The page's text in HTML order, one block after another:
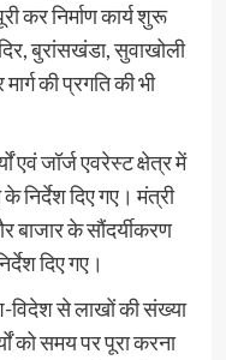
कर निर्माण कार्य शुरू
बुरांसखंडा, सुवाखोली
की प्रगति की भी
एवं जॉर्ज एवरेस्ट क्षेत्र में
दिए गए। मंत्री
बाजार के सौंदर्यीकरण
दिए गए।
विदेश से लाखों की संख्या
को समय पर पूरा करना